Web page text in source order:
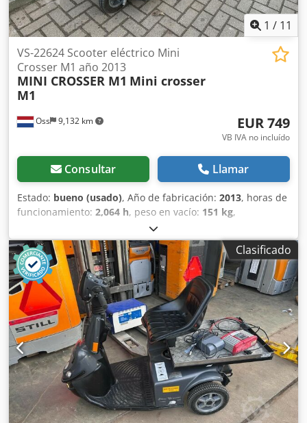
1 / 11
Oss 9,132 km
VS-22624 Scooter eléctrico Mini
Crosser M1 año 2013
MINI CROSSER M1 Mini crosser
M1
EUR 749
VB IVA no incluído
Consultar Llamar
Estado: bueno (usado), Año de fabricación: 2013, horas de
funcionamiento: 2,064 h, peso en vacío: 151 kg,
, RECIÉN LLEGADOS 4 UNIDADES –
Scooter / scooter de movilidad en buen estado de
funcionamiento. 2.064 horas en el contador. Año de
fabricación: 2013. Velocidad máxima: 15 km/h. Csdpfxoy R
Akgo Abiorf
Clasificado